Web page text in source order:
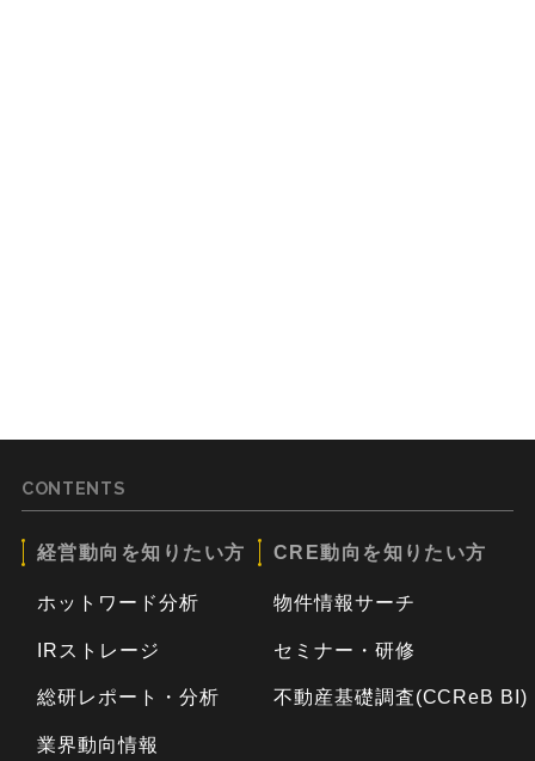
CONTENTS
経営動向を知りたい方
ホットワード分析
IRストレージ
総研レポート・分析
業界動向情報
CRE動向を知りたい方
物件情報サーチ
セミナー・研修
不動産基礎調査(CCReB BI)